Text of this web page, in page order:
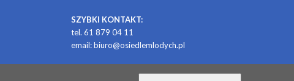
SZYBKI KONTAKT:
tel. 61 879 04 11
email:biuro@osiedlemlodych.pl